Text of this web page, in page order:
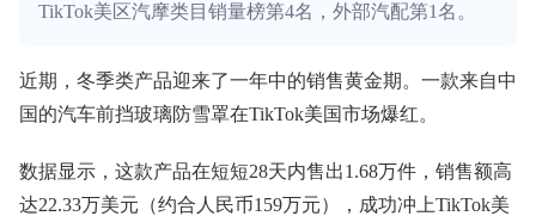
TikTok美区汽摩类目销量榜第4名，外部汽配第1名。
近期，冬季类产品迎来了一年中的销售黄金期。一款来自中
国的汽车前挡玻璃防雪罩在TikTok美国市场爆红。
数据显示，这款产品在短短28天内售出1.68万件，销售额高
达22.33万美元（约合人民币159万元），成功冲上TikTok美